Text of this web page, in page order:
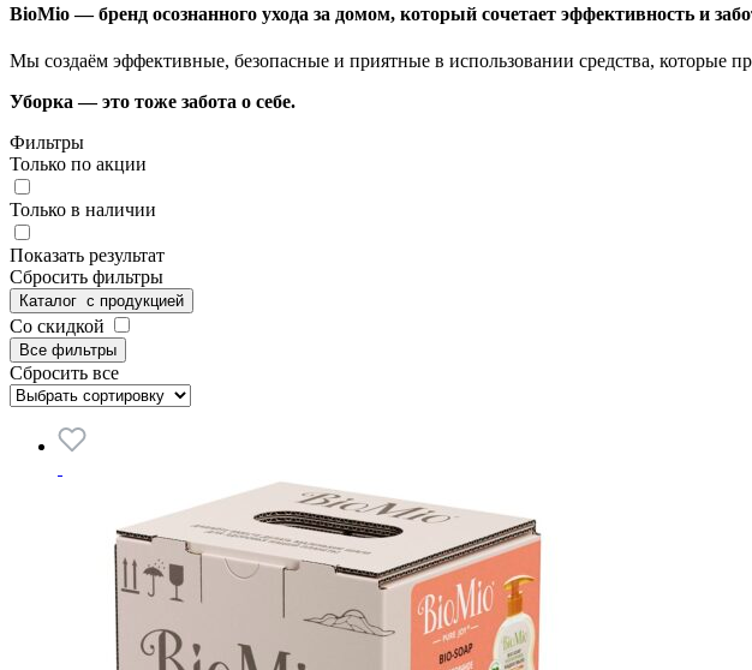
BioMio — бренд осознанного ухода за домом, который сочетает эффективность и
Мы создаём эффективные, безопасные и приятные в использовании средства,
Уборка — это тоже забота о себе.
Фильтры
Только по акции
Только в наличии
Показать результат
Сбросить фильтры
Каталог с продукцией
Со скидкой
Все фильтры
Сбросить все